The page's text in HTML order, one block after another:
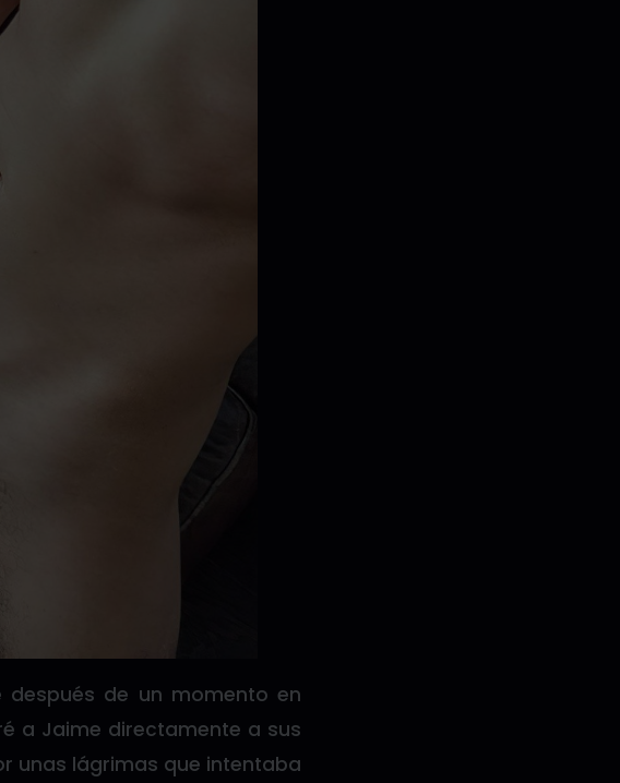
después de un momento en
a Jaime directamente a sus
unas lágrimas que intentaba